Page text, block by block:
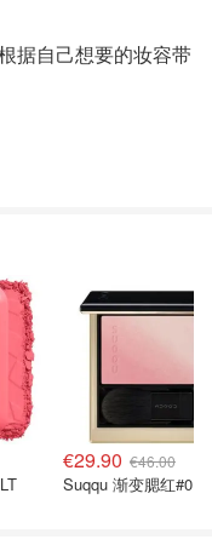
据自己想要的妆容带
€29.90 €46.00
Suqqu 渐变腮红#01